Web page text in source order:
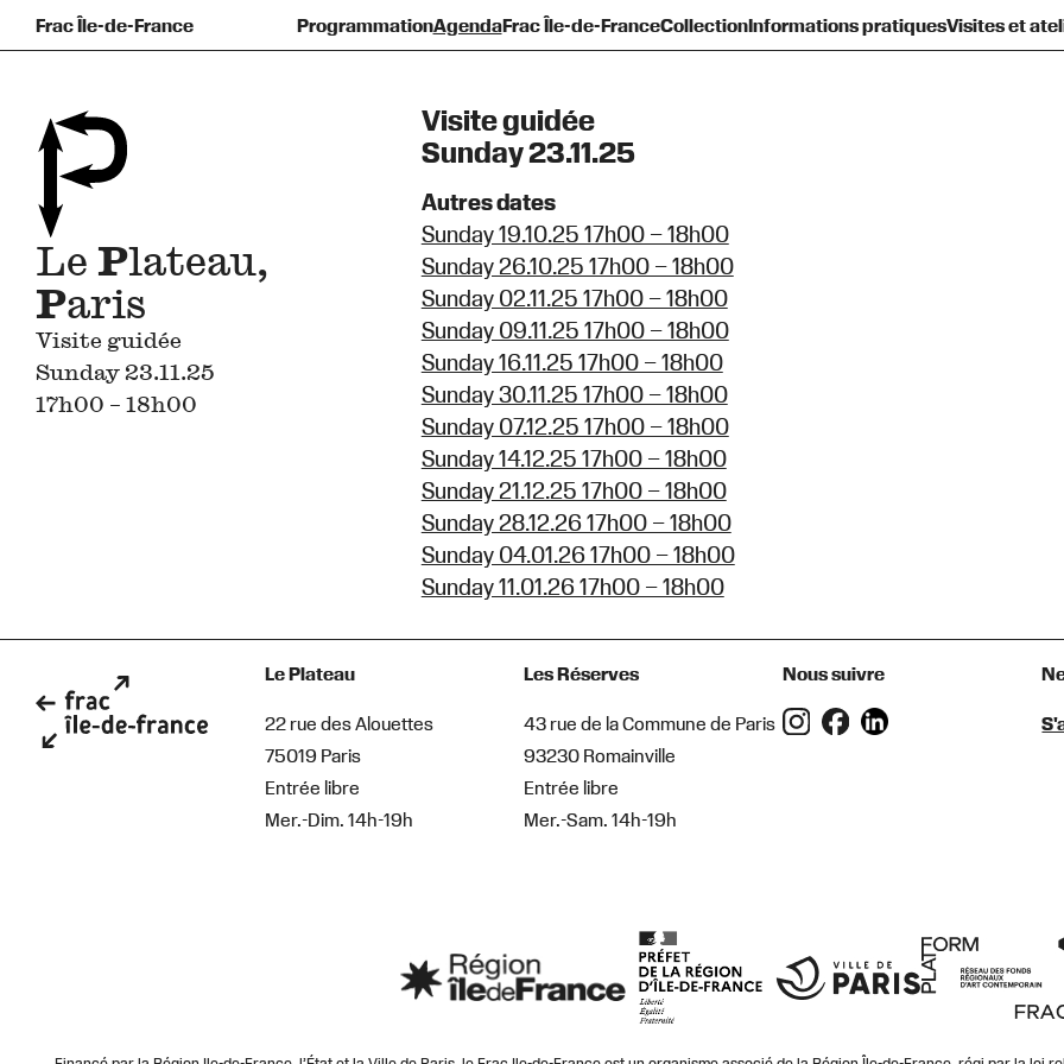
Frac Île-de-France
ProgrammationAgendaFrac Île-de-FranceCollectionInformations pratiquesVisites et
Le Plateau,
Paris
Visite guidée
Sunday 23.11.25
17h00 – 18h00
Visite guidée
Sunday 23.11.25
Autres dates
Sunday 19.10.25 17h00 – 18h00
Sunday 26.10.25 17h00 – 18h00
Sunday 02.11.25 17h00 – 18h00
Sunday 09.11.25 17h00 – 18h00
Sunday 16.11.25 17h00 – 18h00
Sunday 30.11.25 17h00 – 18h00
Sunday 07.12.25 17h00 – 18h00
Sunday 14.12.25 17h00 – 18h00
Sunday 21.12.25 17h00 – 18h00
Sunday 28.12.26 17h00 – 18h00
Sunday 04.01.26 17h00 – 18h00
Sunday 11.01.26 17h00 – 18h00
Le Plateau
22 rue des Alouettes
75019 Paris
Entrée libre
Mer.-Dim. 14h-19h
Les Réserves
43 rue de la Commune de Paris
93230 Romainville
Entrée libre
Mer.-Sam. 14h-19h
Nous suivre